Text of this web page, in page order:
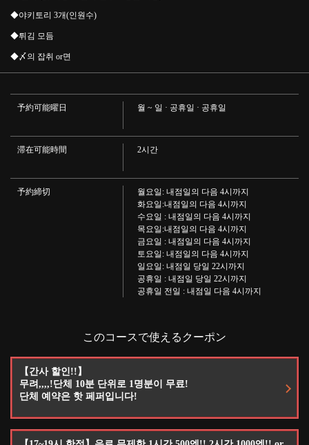
◆야키토리 3개(인원수)
◆튀김 모듬
◆〆의 잡취 or면
予約可能曜日 월 ~ 일 · 공휴일 · 공휴일
滞在可能時間 2시간
予約締切
월요일: 내점일의 다음 4시까지
화요일:내점일의 다음 4시까지
수요일 : 내점일의 다음 4시까지
목요일:내점일의 다음 4시까지
금요일 : 내점일의 다음 4시까지
토요일: 내점일의 다음 4시까지
일요일: 내점일 당일 22시까지
공휴일 : 내점일 당일 22시까지
공휴일 전일 : 내점일 다음 4시까지
このコースで使えるクーポン
【간사 할인!!】
무려,,,,!단체 10분 단위로 1명분이 무료!
단체 예약은 핫 페퍼입니다!
【모두 포카 포카!!】 냄비 코스♪7품 3500엔(부가세 포함)!!!
| 50円焼き鳥 絶好鳥 市川店
千葉県市川市市川１-２-５ オッセイビル２階
https://akr8213898010.owst.jp/courses/12292618
お店情報をコピー
閉じる